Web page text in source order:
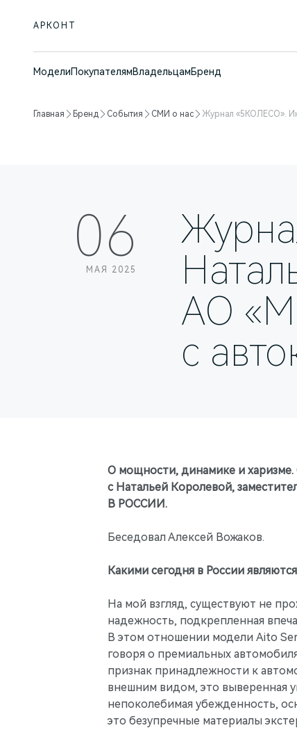
АРКОНТ
МоделиПокупателямВладельцамБренд
Главная Бренд События СМИ о нас Журнал «5КОЛЕСО».
06
МАЯ 2025
АО
с
О мощности, динамике и
с Натальей Королевой,
В РОССИИ.
Беседовал Алексей Вожаков.
Какими сегодня в России
На мой взгляд, существуют не
надежность, подкрепленная
В этом отношении модели Aito
говоря о премиальных
признак принадлежности к
внешним видом, это выверенная
непоколебимая убежденность,
это безупречные материалы